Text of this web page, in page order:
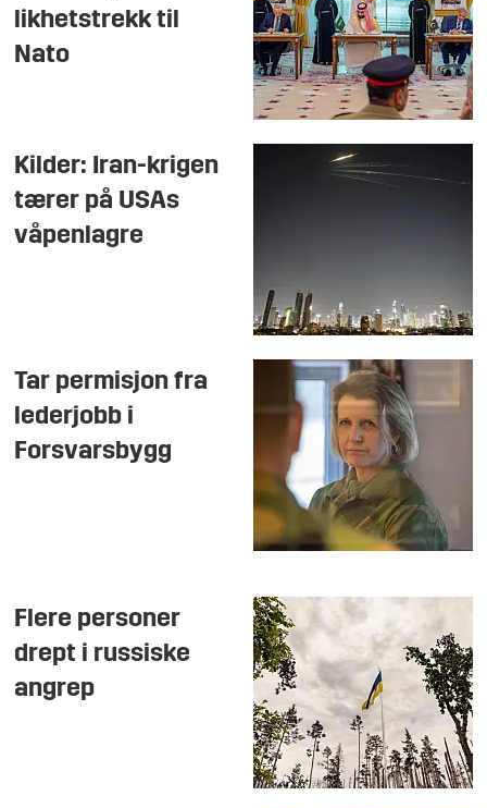
likhetstrekk til
Nato
Kilder: Iran-krigen
tærer på USAs
våpenlagre
Tar permisjon fra
lederjobb i
Forsvarsbygg
Flere personer
drept i russiske
angrep